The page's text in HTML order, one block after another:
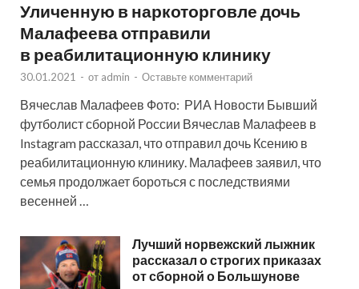
Уличенную в наркоторговле дочь
Малафеева отправили
в реабилитационную клинику
30.01.2021 - от admin - Оставьте комментарий
Вячеслав Малафеев Фото: РИА Новости Бывший
футболист сборной России Вячеслав Малафеев в
Instagram рассказал, что отправил дочь Ксению в
реабилитационную клинику. Малафеев заявил, что
семья продолжает бороться с последствиями
весенней …
Лучший норвежский лыжник
рассказал о строгих приказах
от сборной о Большунове